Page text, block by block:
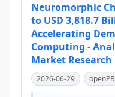
Neuromorphic
to USD 3,818.7
Accelerating
Computing -
Market Research
2026-06-29 openPR